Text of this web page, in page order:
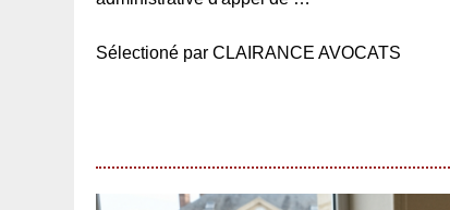
Sélectioné par CLAIRANCE AVOCATS